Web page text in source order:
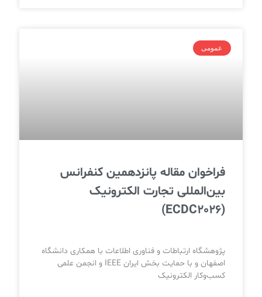
عمومی
فراخوان مقاله پانزدهمین کنفرانس
بین‌المللی تجارت الکترونیک
(ECDC2026)
پژوهشگاه ارتباطات و فناوری اطلاعات با همکاری دانشگاه
اصفهان و با حمایت بخش ایران IEEE و انجمن علمی
کسب‌وکار الکترونیک